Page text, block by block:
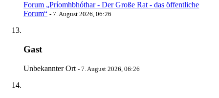
Forum „Príomhbhóthar - Der Große Rat - das öffentliche
Forum“ - 7. August 2026, 06:26
Gast
Unbekannter Ort - 7. August 2026, 06:26